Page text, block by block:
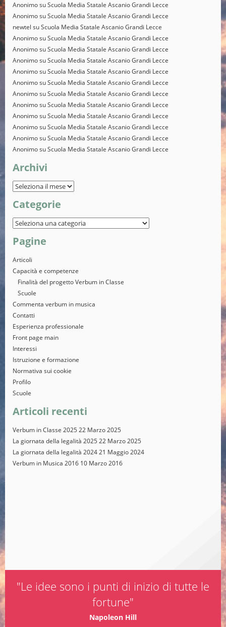
AnonimosuScuola Media Statale Ascanio Grandi Lecce
AnonimosuScuola Media Statale Ascanio Grandi Lecce
newtel suScuola Media Statale Ascanio Grandi Lecce
AnonimosuScuola Media Statale Ascanio Grandi Lecce
AnonimosuScuola Media Statale Ascanio Grandi Lecce
AnonimosuScuola Media Statale Ascanio Grandi Lecce
AnonimosuScuola Media Statale Ascanio Grandi Lecce
AnonimosuScuola Media Statale Ascanio Grandi Lecce
AnonimosuScuola Media Statale Ascanio Grandi Lecce
AnonimosuScuola Media Statale Ascanio Grandi Lecce
AnonimosuScuola Media Statale Ascanio Grandi Lecce
AnonimosuScuola Media Statale Ascanio Grandi Lecce
AnonimosuScuola Media Statale Ascanio Grandi Lecce
AnonimosuScuola Media Statale Ascanio Grandi Lecce
Archivi
Categorie
Pagine
Articoli
Capacità e competenze
Finalità del progetto Verbum in Classe
Scuole
Commenta verbum in musica
Contatti
Esperienza professionale
Front page main
Interessi
Istruzione e formazione
Normativa sui cookie
Profilo
Scuole
Articoli recenti
Verbum in Classe 202522 Marzo 2025
La giornata della legalità 202522 Marzo 2025
La giornata della legalità 202421 Maggio 2024
Verbum in Musica 2016 10 Marzo 2016
"Le idee sono i punti di inizio di tutte le
fortune"
Napoleon Hill